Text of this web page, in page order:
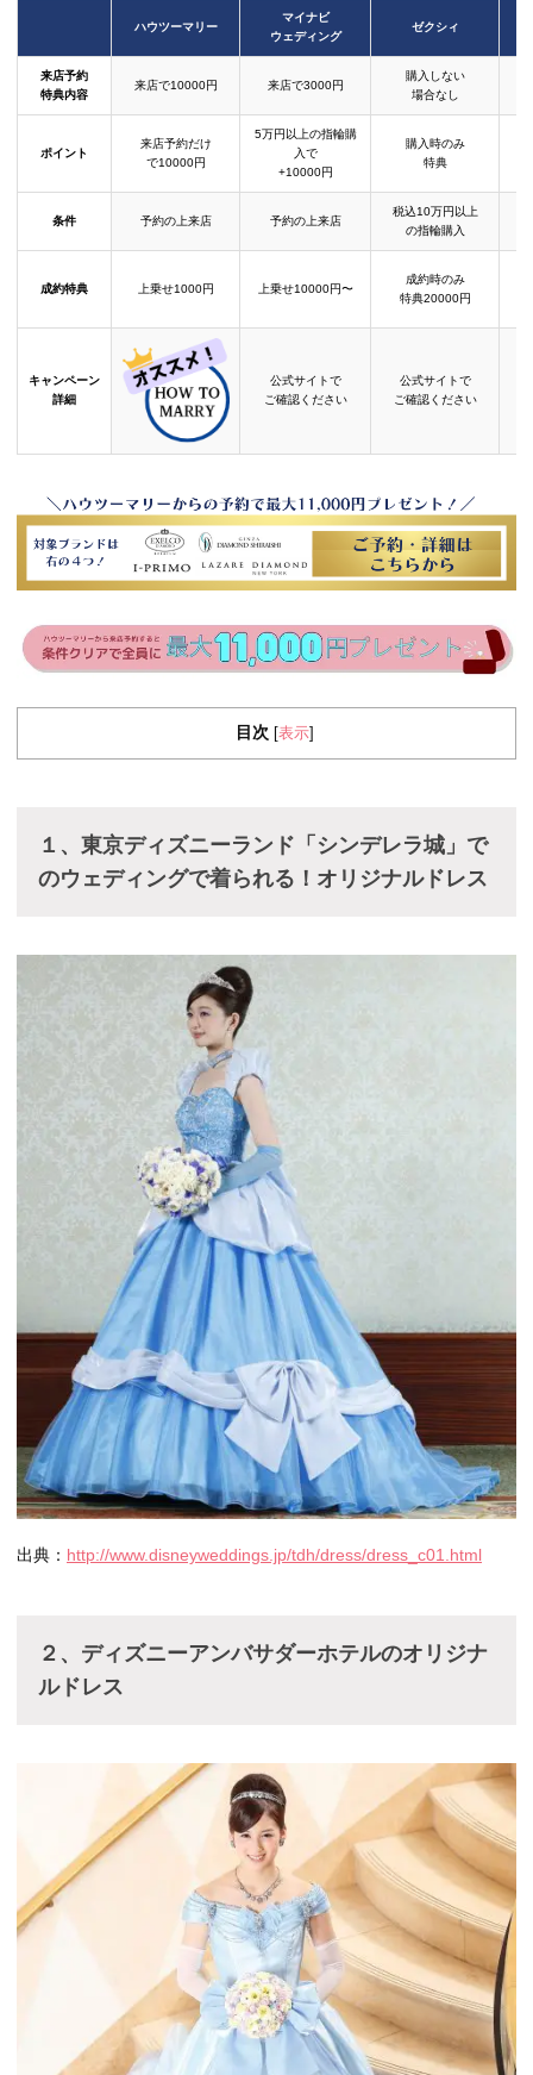
ハウツーマリー
マイナビ
ウェディング
ゼクシィ
来店予約
特典内容
来店で10000円 来店で3000円
購入しない
場合なし
ポイント
来店予約だけ
で10000円
5万円以上の指輪購
入で
+10000円
購入時のみ
特典
条件 予約の上来店 予約の上来店
税込10万円以上
の指輪購入
成約特典 上乗せ1000円 上乗せ10000円〜
成約時のみ
特典20000円
キャンペーン
詳細
公式サイトで
ご確認ください
公式サイトで
ご確認ください
目次 表示
１、東京ディズニーランド「シンデレラ城」で
のウェディングで着られる！オリジナルドレス
出典： http://www.disneyweddings.jp/tdh/dress/dress_c01.html
２、ディズニーアンバサダーホテルのオリジナ
ルドレス